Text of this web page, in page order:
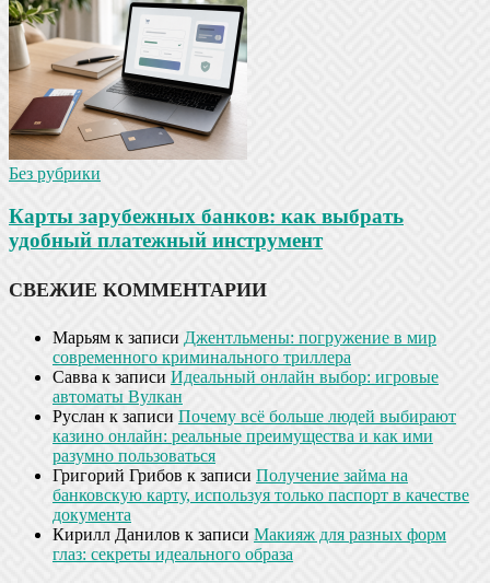
Без рубрики
Карты зарубежных банков: как выбрать
удобный платежный инструмент
СВЕЖИЕ КОММЕНТАРИИ
Марьям к записи Джентльмены: погружение в мир
современного криминального триллера
Савва к записи Идеальный онлайн выбор: игровые
автоматы Вулкан
Руслан к записи Почему всё больше людей выбирают
казино онлайн: реальные преимущества и как ими
разумно пользоваться
Григорий Грибов к записи Получение займа на
банковскую карту, используя только паспорт в качестве
документа
Кирилл Данилов к записи Макияж для разных форм
глаз: секреты идеального образа